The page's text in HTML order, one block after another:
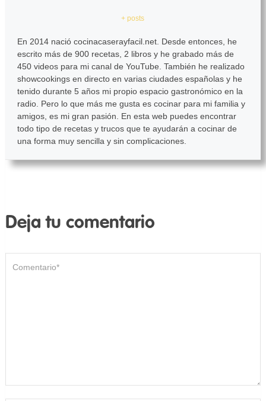
+ posts
En 2014 nació cocinacaserayfacil.net. Desde entonces, he
escrito más de 900 recetas, 2 libros y he grabado más de
450 videos para mi canal de YouTube. También he realizado
showcookings en directo en varias ciudades españolas y he
tenido durante 5 años mi propio espacio gastronómico en la
radio. Pero lo que más me gusta es cocinar para mi familia y
amigos, es mi gran pasión. En esta web puedes encontrar
todo tipo de recetas y trucos que te ayudarán a cocinar de
una forma muy sencilla y sin complicaciones.
Deja tu comentario